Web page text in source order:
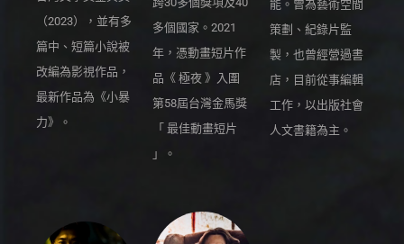
（2023），並有多
篇中、短篇小說被
改編為影視作品，
最新作品為《小暴
力》。
多個國家。2021
年，憑動畫短片作
品《 極夜 》入圍
第58屆台灣金馬獎
「 最佳動畫短片
」。
能。曾為藝術空間
策劃、紀錄片監
製，也曾經營過書
店，目前從事編輯
工作，以出版社會
人文書籍為主。